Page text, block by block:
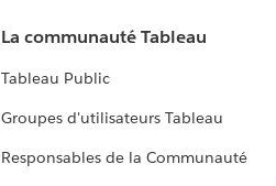
La communauté Tableau
Tableau Public
Groupes d'utilisateurs Tableau
Responsables de la Communauté